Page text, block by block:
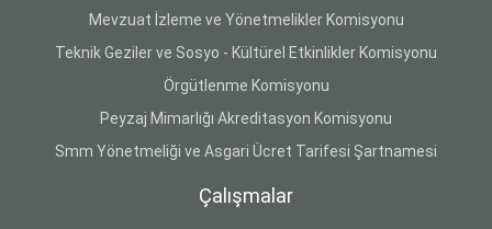
Mevzuat İzleme ve Yönetmelikler Komisyonu
Teknik Geziler ve Sosyo - Kültürel Etkinlikler Komisyonu
Örgütlenme Komisyonu
Peyzaj Mimarlığı Akreditasyon Komisyonu
Smm Yönetmeliği ve Asgari Ücret Tarifesi Şartnamesi
Çalışmalar